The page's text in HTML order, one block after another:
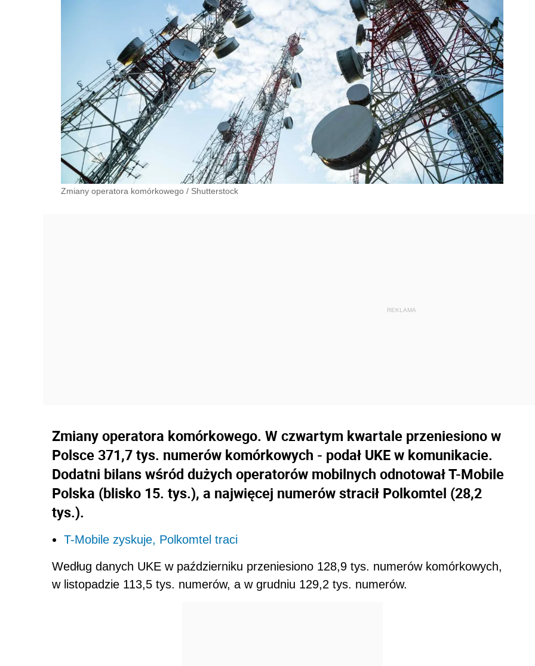
Zmiany operatora komórkowego / Shutterstock
Zmiany operatora komórkowego. W czwartym kwartale przeniesiono w
Polsce 371,7 tys. numerów komórkowych - podał UKE w komunikacie.
Dodatni bilans wśród dużych operatorów mobilnych odnotował T-Mobile
Polska (blisko 15. tys.), a najwięcej numerów stracił Polkomtel (28,2
tys.).
T-Mobile zyskuje, Polkomtel traci
Według danych UKE w październiku przeniesiono 128,9 tys. numerów komórkowych,
w listopadzie 113,5 tys. numerów, a w grudniu 129,2 tys. numerów.